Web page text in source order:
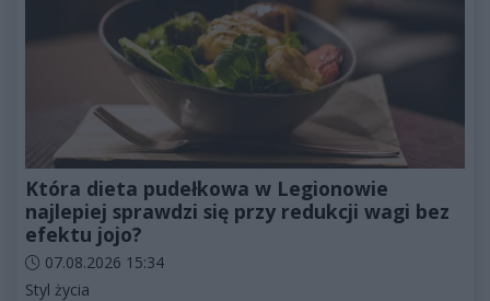
Która dieta pudełkowa w Legionowie
najlepiej sprawdzi się przy redukcji wagi bez
efektu jojo?
Data dodania artykułu:
07.08.2026 15:34
Kategorie artykułu:
Styl życia